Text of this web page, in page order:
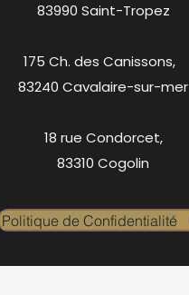
83990 Saint-Tropez
175 Ch. des Canissons,
83240 Cavalaire-sur-mer
18 rue Condorcet,
83310 Cogolin
Politique de Confidentialité